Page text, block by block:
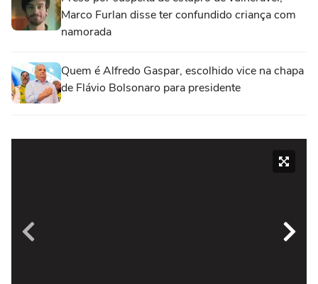
Marco Furlan disse ter confundido criança com
namorada
Quem é Alfredo Gaspar, escolhido vice na chapa
de Flávio Bolsonaro para presidente